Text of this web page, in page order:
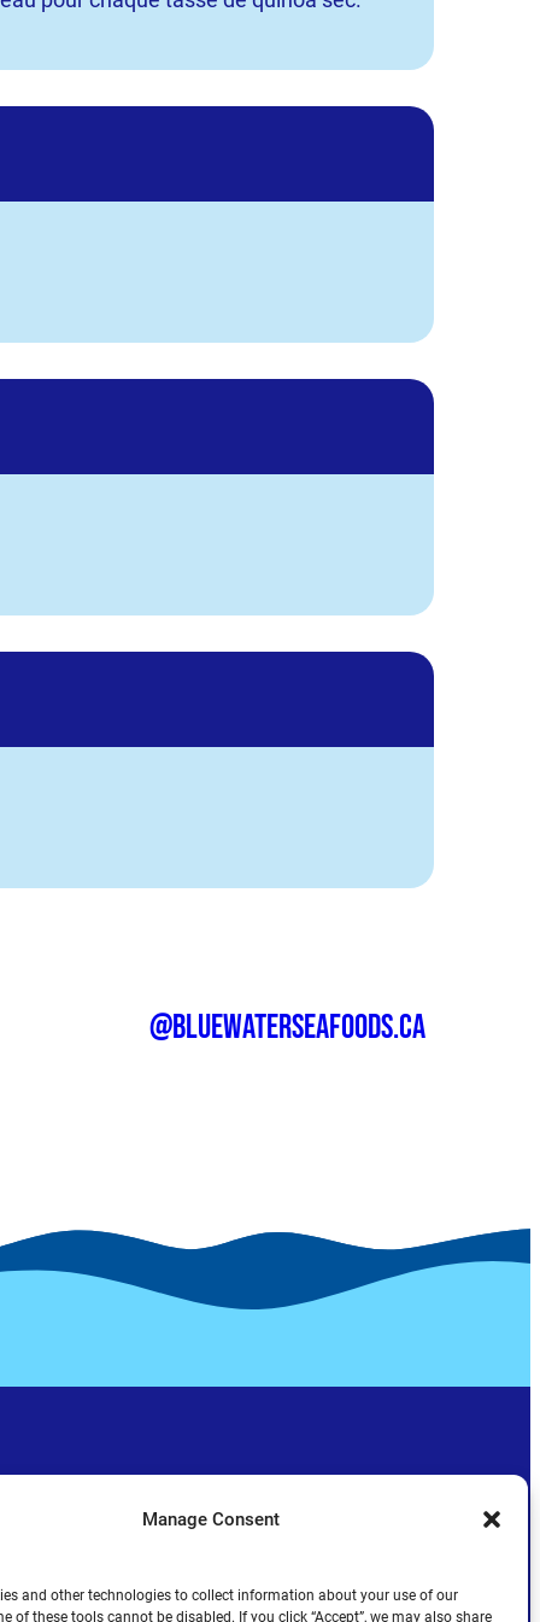
Manage Consent
and other technologies to collect information about your use of our
of these tools cannot be disabled. If you click “Accept”, we may also share
@bluewaterseafoods.ca